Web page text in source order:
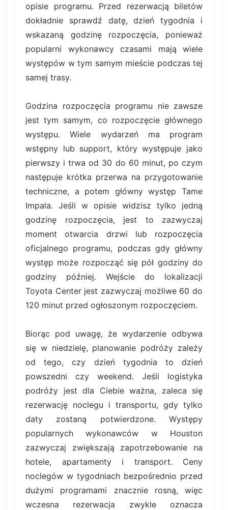
opisie programu. Przed rezerwacją biletów
dokładnie sprawdź datę, dzień tygodnia i
wskazaną godzinę rozpoczęcia, ponieważ
popularni wykonawcy czasami mają wiele
występów w tym samym mieście podczas tej
samej trasy.
Godzina rozpoczęcia programu nie zawsze
jest tym samym, co rozpoczęcie głównego
występu. Wiele wydarzeń ma program
wstępny lub support, który występuje jako
pierwszy i trwa od 30 do 60 minut, po czym
następuje krótka przerwa na przygotowanie
techniczne, a potem główny występ Tame
Impala. Jeśli w opisie widzisz tylko jedną
godzinę rozpoczęcia, jest to zazwyczaj
moment otwarcia drzwi lub rozpoczęcia
oficjalnego programu, podczas gdy główny
występ może rozpocząć się pół godziny do
godziny później. Wejście do lokalizacji
Toyota Center jest zazwyczaj możliwe 60 do
120 minut przed ogłoszonym rozpoczęciem.
Biorąc pod uwagę, że wydarzenie odbywa
się w niedzielę, planowanie podróży zależy
od tego, czy dzień tygodnia to dzień
powszedni czy weekend. Jeśli logistyka
podróży jest dla Ciebie ważna, zaleca się
rezerwację noclegu i transportu, gdy tylko
daty zostaną potwierdzone. Występy
popularnych wykonawców w Houston
zazwyczaj zwiększają zapotrzebowanie na
hotele, apartamenty i transport. Ceny
noclegów w tygodniach bezpośrednio przed
dużymi programami znacznie rosną, więc
wczesna rezerwacja zwykle oznacza